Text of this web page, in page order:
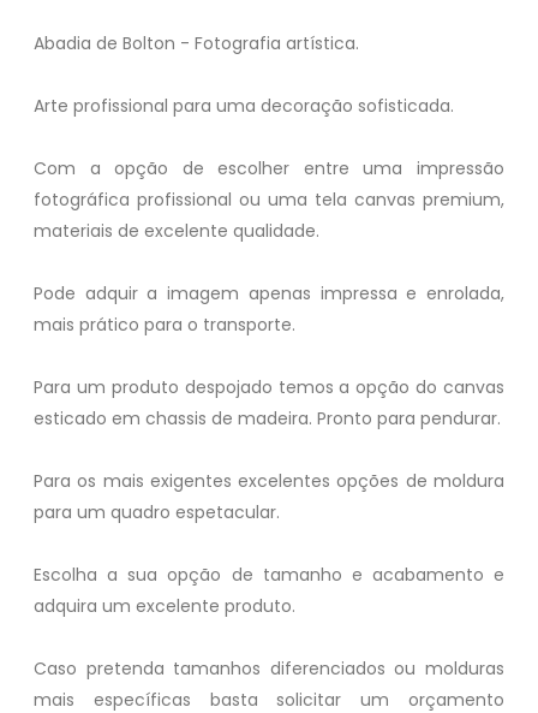
Abadia de Bolton - Fotografia artística.
Arte profissional para uma decoração sofisticada.
Com a opção de escolher entre uma impressão
fotográfica profissional ou uma tela canvas premium,
materiais de excelente qualidade.
Pode adquir a imagem apenas impressa e enrolada,
mais prático para o transporte.
Para um produto despojado temos a opção do canvas
esticado em chassis de madeira. Pronto para pendurar.
Para os mais exigentes excelentes opções de moldura
para um quadro espetacular.
Escolha a sua opção de tamanho e acabamento e
adquira um excelente produto.
Caso pretenda tamanhos diferenciados ou molduras
mais específicas basta solicitar um orçamento